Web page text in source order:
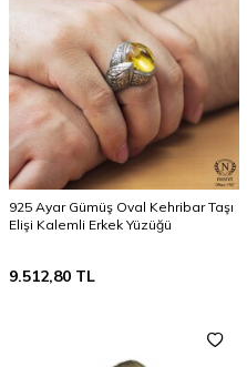
925 Ayar Gümüş Oval Kehribar Taşı
Elişi Kalemli Erkek Yüzüğü
9.512,80 TL